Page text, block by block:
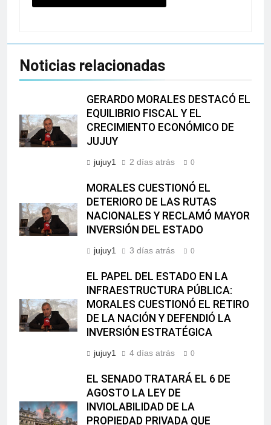
Noticias relacionadas
GERARDO MORALES DESTACÓ EL
EQUILIBRIO FISCAL Y EL
CRECIMIENTO ECONÓMICO DE
JUJUY
jujuy1 2 días atrás 0
MORALES CUESTIONÓ EL
DETERIORO DE LAS RUTAS
NACIONALES Y RECLAMÓ MAYOR
INVERSIÓN DEL ESTADO
jujuy1 3 días atrás 0
EL PAPEL DEL ESTADO EN LA
INFRAESTRUCTURA PÚBLICA:
MORALES CUESTIONÓ EL RETIRO
DE LA NACIÓN Y DEFENDIÓ LA
INVERSIÓN ESTRATÉGICA
jujuy1 4 días atrás 0
EL SENADO TRATARÁ EL 6 DE
AGOSTO LA LEY DE
INVIOLABILIDAD DE LA
PROPIEDAD PRIVADA QUE